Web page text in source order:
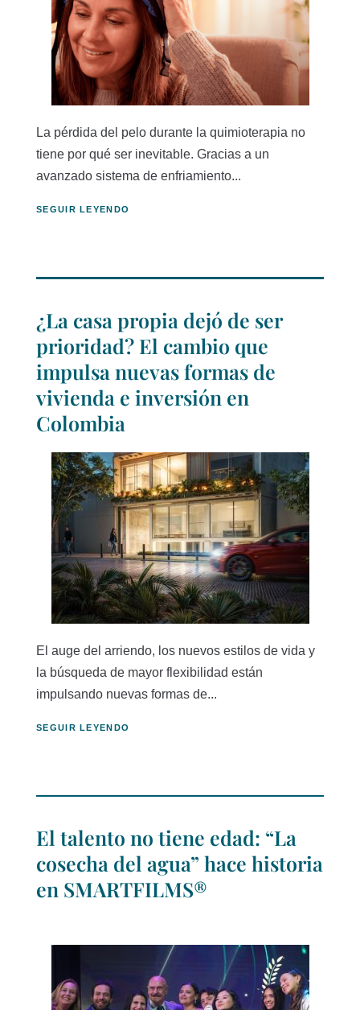
La pérdida del pelo durante la quimioterapia no
tiene por qué ser inevitable. Gracias a un
avanzado sistema de enfriamiento...
SEGUIR LEYENDO
¿La casa propia dejó de ser
prioridad? El cambio que
impulsa nuevas formas de
vivienda e inversión en
Colombia
El auge del arriendo, los nuevos estilos de vida y
la búsqueda de mayor flexibilidad están
impulsando nuevas formas de...
SEGUIR LEYENDO
El talento no tiene edad: “La
cosecha del agua” hace historia
en SMARTFILMS®